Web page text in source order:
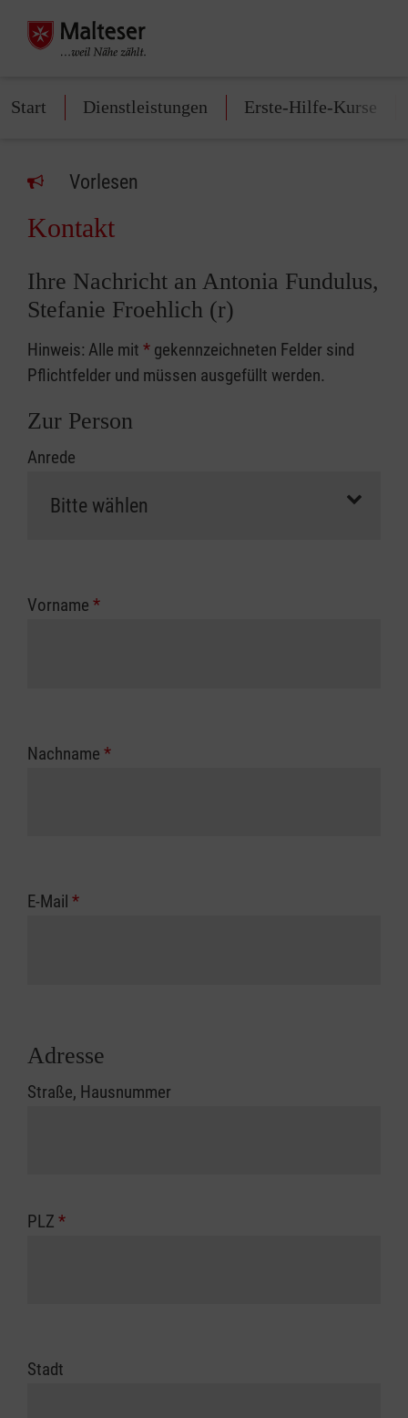
Start Dienstleistungen Erste-Hilfe-Kurse
Vorlesen
Kontakt
Ihre Nachricht an Antonia Fundulus,
Stefanie Froehlich (r)
Hinweis: Alle mit * gekennzeichneten Felder sind
Pflichtfelder und müssen ausgefüllt werden.
Zur Person
Anrede
Vorname *
Nachname *
E-Mail *
Adresse
Straße, Hausnummer
PLZ *
Stadt